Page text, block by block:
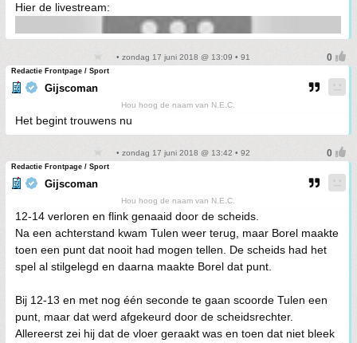
Hier de livestream:
• zondag 17 juni 2018 @ 13:09 • 91
Redactie Frontpage / Sport
Gijscoman
Hou hoog de naam van N.E.C.
Het begint trouwens nu
• zondag 17 juni 2018 @ 13:42 • 92
Redactie Frontpage / Sport
Gijscoman
Hou hoog de naam van N.E.C.
12-14 verloren en flink genaaid door de scheids.
Na een achterstand kwam Tulen weer terug, maar Borel maakte
toen een punt dat nooit had mogen tellen. De scheids had het
spel al stilgelegd en daarna maakte Borel dat punt.
Bij 12-13 en met nog één seconde te gaan scoorde Tulen een
punt, maar dat werd afgekeurd door de scheidsrechter.
Allereerst zei hij dat de vloer geraakt was en toen dat niet bleek